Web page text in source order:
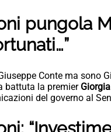
pungola
Conte ma sono
battuta la premier
del governo al